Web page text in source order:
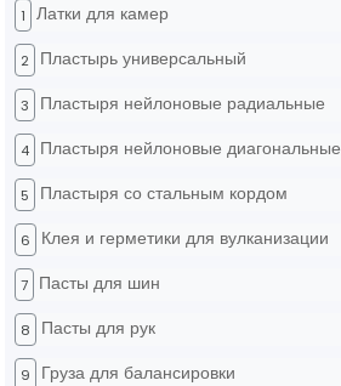
1 Латки для камер
2 Пластырь универсальный
3 Пластыря нейлоновые радиальные
4 Пластыря нейлоновые диагональные
5 Пластыря со стальным кордом
6 Клея и герметики для вулканизации
7 Пасты для шин
8 Пасты для рук
9 Груза для балансировки